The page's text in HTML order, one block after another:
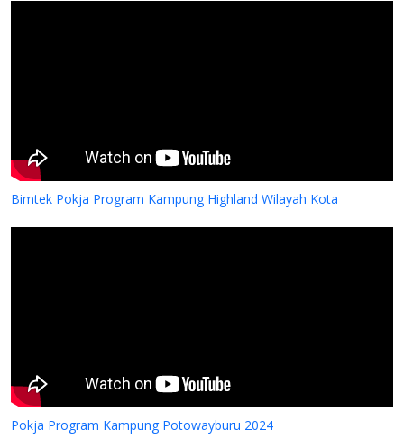
Bimtek Pokja Program Kampung Highland Wilayah Kota
Pokja Program Kampung Potowayburu 2024